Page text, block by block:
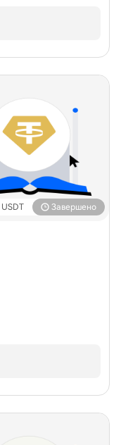
USDT Завершено